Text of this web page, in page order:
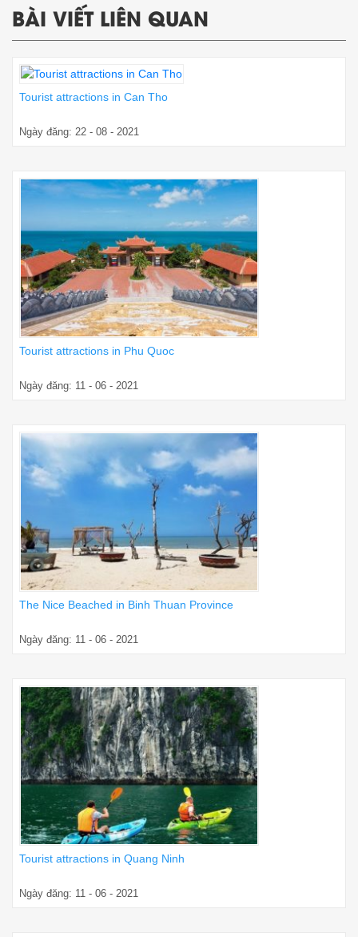
BÀI VIẾT LIÊN QUAN
Tourist attractions in Can Tho
Ngày đăng: 22 - 08 - 2021
Tourist attractions in Phu Quoc
Ngày đăng: 11 - 06 - 2021
The Nice Beached in Binh Thuan Province
Ngày đăng: 11 - 06 - 2021
Tourist attractions in Quang Ninh
Ngày đăng: 11 - 06 - 2021